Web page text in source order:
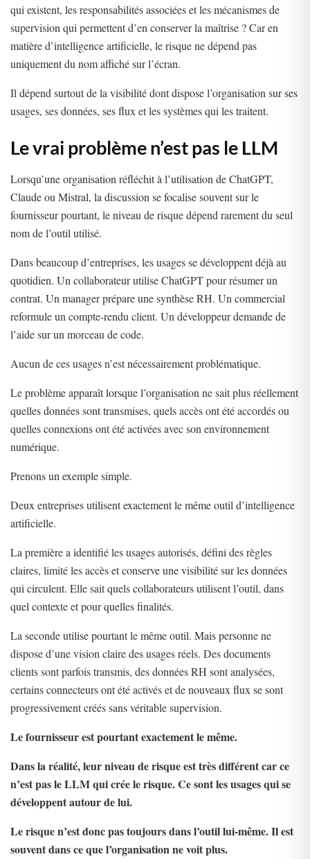
qui existent, les responsabilités associées et les mécanismes de
supervision qui permettent d’en conserver la maîtrise ? Car en
matière d’intelligence artificielle, le risque ne dépend pas
uniquement du nom affiché sur l’écran.
Il dépend surtout de la visibilité dont dispose l’organisation sur ses
usages, ses données, ses flux et les systèmes qui les traitent.
Le vrai problème n’est pas le LLM
Lorsqu’une organisation réfléchit à l’utilisation de ChatGPT,
Claude ou Mistral, la discussion se focalise souvent sur le
fournisseur pourtant, le niveau de risque dépend rarement du seul
nom de l’outil utilisé.
Dans beaucoup d’entreprises, les usages se développent déjà au
quotidien. Un collaborateur utilise ChatGPT pour résumer un
contrat. Un manager prépare une synthèse RH. Un commercial
reformule un compte-rendu client. Un développeur demande de
l’aide sur un morceau de code.
Aucun de ces usages n’est nécessairement problématique.
Le problème apparaît lorsque l’organisation ne sait plus réellement
quelles données sont transmises, quels accès ont été accordés ou
quelles connexions ont été activées avec son environnement
numérique.
Prenons un exemple simple.
Deux entreprises utilisent exactement le même outil d’intelligence
artificielle.
La première a identifié les usages autorisés, défini des règles
claires, limité les accès et conserve une visibilité sur les données
qui circulent. Elle sait quels collaborateurs utilisent l’outil, dans
quel contexte et pour quelles finalités.
La seconde utilise pourtant le même outil. Mais personne ne
dispose d’une vision claire des usages réels. Des documents
clients sont parfois transmis, des données RH sont analysées,
certains connecteurs ont été activés et de nouveaux flux se sont
progressivement créés sans véritable supervision.
Le fournisseur est pourtant exactement le même.
Dans la réalité, leur niveau de risque est très différent car ce
n’est pas le LLM qui crée le risque. Ce sont les usages qui se
développent autour de lui.
Le risque n’est donc pas toujours dans l’outil lui-même. Il est
souvent dans ce que l’organisation ne voit plus.